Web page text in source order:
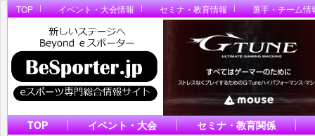
TOP イベント・大会情報 セミナ・教育情報 選手・チーム情
TOP イベント・大会
セミナ・教育関係